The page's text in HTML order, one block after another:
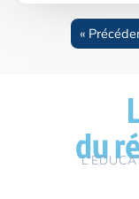
«
du